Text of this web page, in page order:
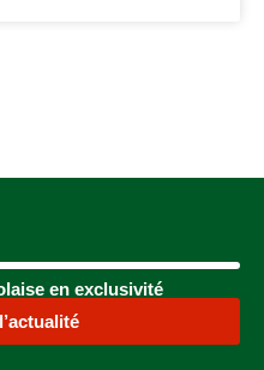
en exclusivité